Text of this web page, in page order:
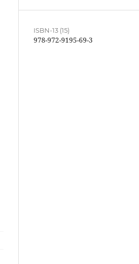
ISBN-13 (15)
978-972-9195-69-3